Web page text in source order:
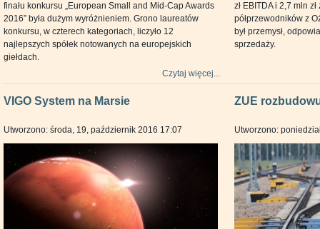
finału konkursu „European Small and Mid-Cap Awards
2016” była dużym wyróżnieniem. Grono laureatów
konkursu, w czterech kategoriach, liczyło 12
najlepszych spółek notowanych na europejskich
giełdach.
Czytaj więcej...
zł EBITDA i 2,7 mln
półprzewodników z
był przemysł,
sprzedaży.
VIGO System na Marsie
Utworzono: środa, 19, październik 2016 17:07
ZUE
Utworzono: